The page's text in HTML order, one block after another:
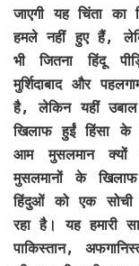
जाएगी यह चिंता
हमले नहीं हुए हैं,
भी जितना हिंदू
मुर्शिदाबाद और
है, लेकिन यहीं
खिलाफ हुईं हिंसा के
आम मुसलमान क्यों
मुसलमानों के खिलाफ
हिंदुओं को एक सोची
रहा है। यह हमारी
पाकिस्तान,